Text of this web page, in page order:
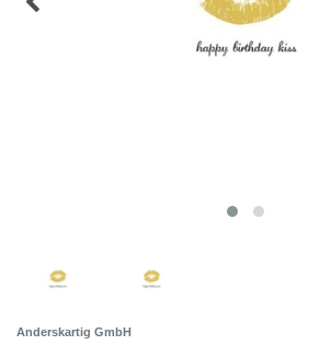
Anderskartig GmbH